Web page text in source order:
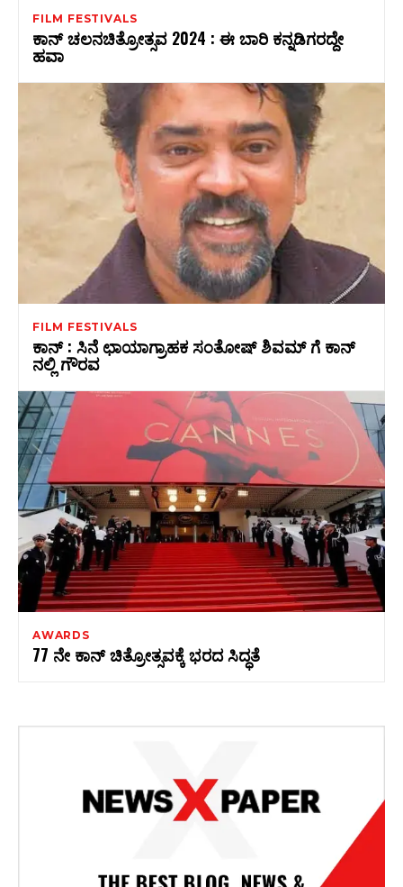
FILM FESTIVALS
ಕಾನ್‌ ಚಲನಚಿತ್ರೋತ್ಸವ 2024 : ಈ ಬಾರಿ ಕನ್ನಡಿಗರದ್ದೇ
ಹವಾ
FILM FESTIVALS
ಕಾನ್‌ : ಸಿನೆ ಛಾಯಾಗ್ರಾಹಕ ಸಂತೋಷ್‌ ಶಿವಮ್‌ ಗೆ ಕಾನ್‌
ನಲ್ಲಿ ಗೌರವ
AWARDS
77 ನೇ ಕಾನ್‌ ಚಿತ್ರೋತ್ಸವಕ್ಕೆ ಭರದ ಸಿದ್ಧತೆ